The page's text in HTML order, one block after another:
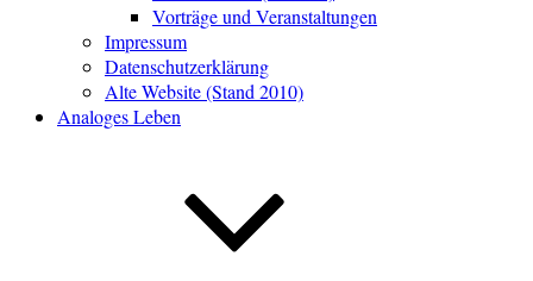
Vorträge und Veranstaltungen
Impressum
Datenschutzerklärung
Alte Website (Stand 2010)
Analoges Leben